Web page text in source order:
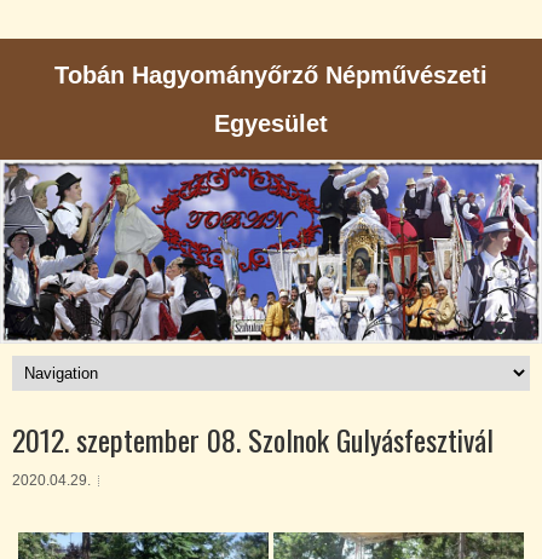
Tobán Hagyományőrző Népművészeti
Egyesület
2012. szeptember 08. Szolnok Gulyásfesztivál
2020.04.29.